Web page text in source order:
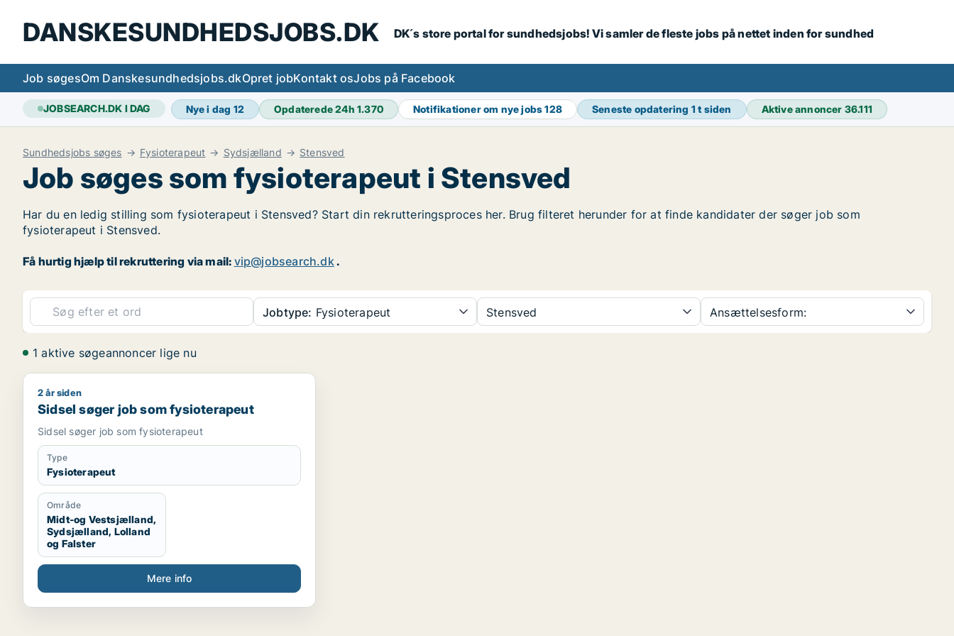
DANSKESUNDHEDSJOBS.DK DK´s store portal for sundhedsjobs! Vi samler de fleste jobs på nettet inden for sundhed
Job søgesOm Danskesundhedsjobs.dkOpret jobKontakt osJobs på Facebook
JOBSEARCH.DK I DAG Nye i dag 12 Opdaterede 24h1.370 Notifikationer om nye jobs128 Seneste opdatering 1 t siden Aktive annoncer 36.111
Sundhedsjobs søges Fysioterapeut Sydsjælland Stensved
Job søges som fysioterapeut i Stensved
Har du en ledig stilling som fysioterapeut i Stensved? Start din rekrutteringsproces her. Brug filteret herunder for at finde kandidater der søger job som
fysioterapeut i Stensved.
Få hurtig hjælp til rekruttering via mail: vip@jobsearch.dk.
Jobtype: Fysioterapeut Stensved Ansættelsesform:
1 aktive søgeannoncer lige nu
Sidsel søger job som fysioterapeut
2 år siden
Sidsel søger job som fysioterapeut
Sidsel søger job som fysioterapeut
Type
Fysioterapeut
Område
Midt-og Vestsjælland,
Sydsjælland, Lolland
og Falster
Mere info